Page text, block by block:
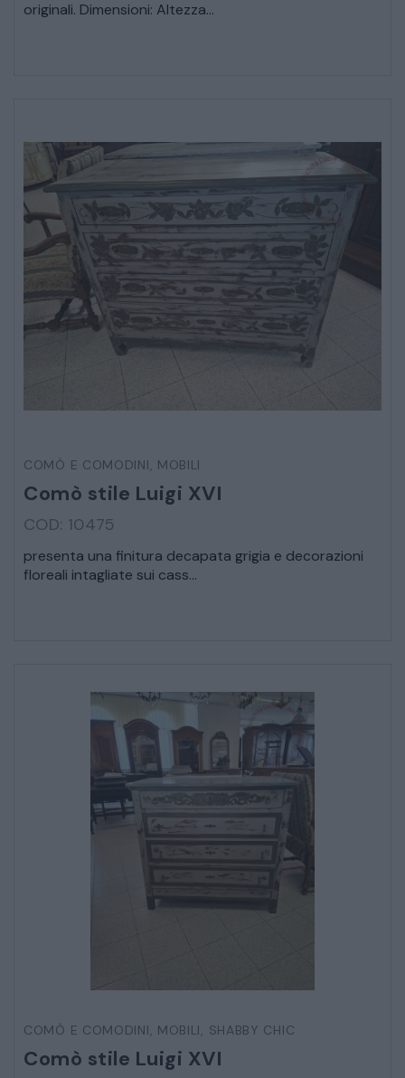
ARREDO DA GIARDINO
DECORAZIONI OGGETTISTICA ILLUMINAZIONE
MATERIALI E STRUTTURE
MODERNARIATO
STILI ED ESPOSIZIONE
STRUMENTI MUSICALI
VEICOLI D’EPOCA
originali. Dimensioni: Altezza...
COMÒ E COMODINI, MOBILI
Comò stile Luigi XVI
COD: 10475
presenta una finitura decapata grigia e decorazioni
floreali intagliate sui cass...
COMÒ E COMODINI, MOBILI, SHABBY CHIC
Comò stile Luigi XVI